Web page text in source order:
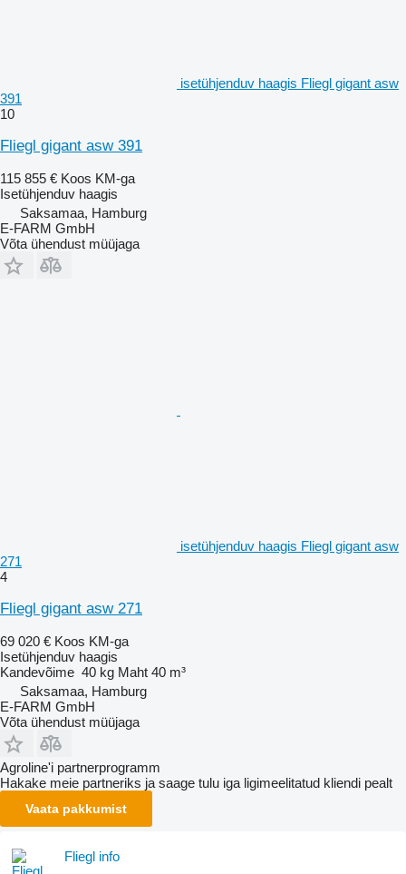
isetühjenduv haagis Fliegl gigant asw
391
10
Fliegl gigant asw 391
115 855 € Koos KM-ga
Isetühjenduv haagis
Saksamaa, Hamburg
E-FARM GmbH
Võta ühendust müüjaga
isetühjenduv haagis Fliegl gigant asw
271
4
Fliegl gigant asw 271
69 020 € Koos KM-ga
Isetühjenduv haagis
Kandevõime 40 kg Maht 40 m³
Saksamaa, Hamburg
E-FARM GmbH
Võta ühendust müüjaga
Agroline'i partnerprogramm
Hakake meie partneriks ja saage tulu iga ligimeelitatud kliendi pealt
Vaata pakkumist
Fliegl info